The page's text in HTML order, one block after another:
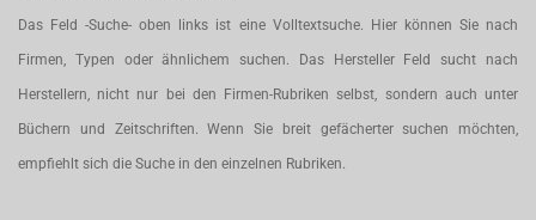
Das Feld -Suche- oben links ist eine Volltextsuche. Hier können Sie nach
Firmen, Typen oder ähnlichem suchen. Das Hersteller Feld sucht nach
Herstellern, nicht nur bei den Firmen-Rubriken selbst, sondern auch unter
Büchern und Zeitschriften. Wenn Sie breit gefächerter suchen möchten,
empfiehlt sich die Suche in den einzelnen Rubriken.